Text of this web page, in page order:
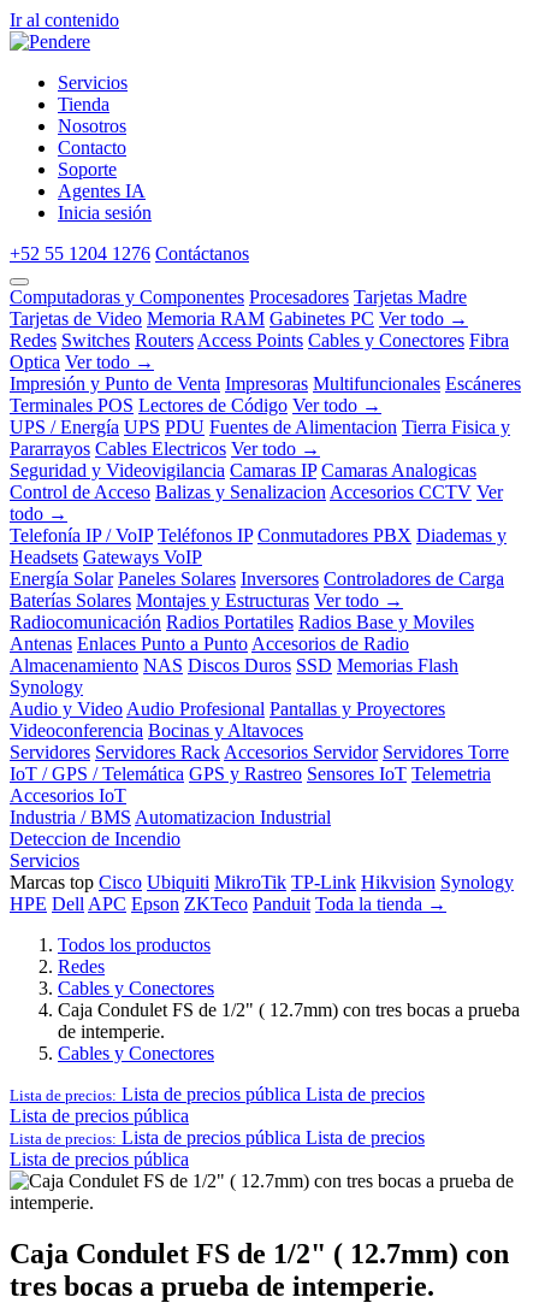
Ir al contenido
Servicios
Tienda
Nosotros
Contacto
Soporte
Agentes IA
Inicia sesión
+52 55 1204 1276 Contáctanos
Computadoras y Componentes Procesadores Tarjetas Madre
Tarjetas de Video Memoria RAM Gabinetes PC Ver todo →
Redes Switches Routers Access Points Cables y Conectores Fibra
Optica Ver todo →
Impresión y Punto de Venta Impresoras Multifuncionales Escáneres
Terminales POS Lectores de Código Ver todo →
UPS / Energía UPS PDU Fuentes de Alimentacion Tierra Fisica y
Pararrayos Cables Electricos Ver todo →
Seguridad y Videovigilancia Camaras IP Camaras Analogicas
Control de Acceso Balizas y Senalizacion Accesorios CCTV Ver
todo →
Telefonía IP / VoIP Teléfonos IP Conmutadores PBX Diademas y
Headsets Gateways VoIP
Energía Solar Paneles Solares Inversores Controladores de Carga
Baterías Solares Montajes y Estructuras Ver todo →
Radiocomunicación Radios Portatiles Radios Base y Moviles
Antenas Enlaces Punto a Punto Accesorios de Radio
Almacenamiento NAS Discos Duros SSD Memorias Flash
Synology
Audio y Video Audio Profesional Pantallas y Proyectores
Videoconferencia Bocinas y Altavoces
Servidores Servidores Rack Accesorios Servidor Servidores Torre
IoT / GPS / Telemática GPS y Rastreo Sensores IoT Telemetria
Accesorios IoT
Industria / BMS Automatizacion Industrial
Deteccion de Incendio
Servicios
Marcas top Cisco Ubiquiti MikroTik TP-Link Hikvision Synology
HPE Dell APC Epson ZKTeco Panduit Toda la tienda →
Todos los productos
Redes
Cables y Conectores
Caja Condulet FS de 1/2" ( 12.7mm) con tres bocas a prueba
de intemperie.
Cables y Conectores
Lista de precios: Lista de precios pública Lista de precios
Lista de precios pública
Lista de precios: Lista de precios pública Lista de precios
Lista de precios pública
Caja Condulet FS de 1/2" ( 12.7mm) con
tres bocas a prueba de intemperie.